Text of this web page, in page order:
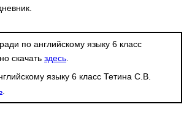
по английскому языку 6 класс
скачать здесь
языку 6 класс Тетина С.В.